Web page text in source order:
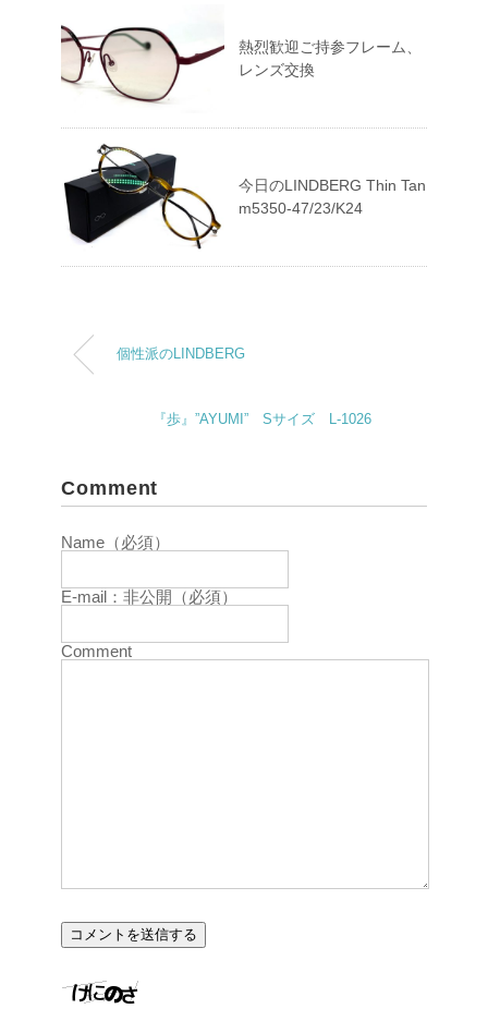
熱烈歓迎ご持参フレーム、
レンズ交換
今日のLINDBERG Thin Tan
m5350-47/23/K24
個性派のLINDBERG
『歩』”AYUMI” Sサイズ L-1026
Comment
Name（必須）
E-mail：非公開（必須）
Comment